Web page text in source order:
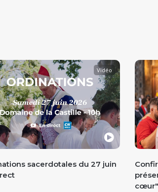
Vidéo
sacerdotales du 27 juin
cœur"